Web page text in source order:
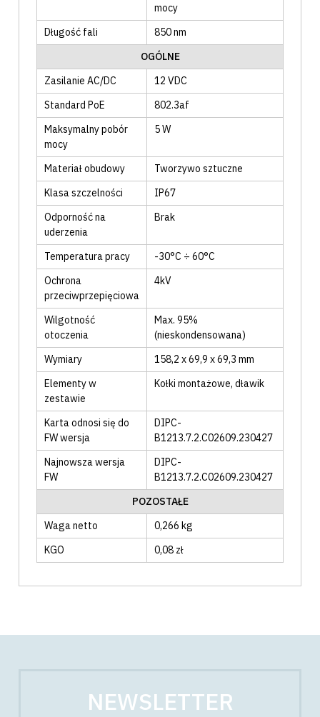
mocy
Długość fali
850nm
OGÓLNE
Zasilanie AC/DC
12 VDC
Standard PoE
802.3af
Maksymalny pobór
mocy
5W
Materiał obudowy
Tworzywo sztuczne
Klasa szczelności
IP67
Odporność na
uderzenia
Brak
Temperatura pracy
-30°C ÷ 60°C
Ochrona
przeciwprzepięciowa
4kV
Wilgotność
otoczenia
Max. 95%
(nieskondensowana)
Wymiary
158,2 x 69,9 x 69,3 mm
Elementy w
zestawie
Kołki montażowe, dławik
Karta odnosi się do
FW wersja
DIPC-
B1213.7.2.C02609.230427
Najnowsza wersja
FW
DIPC-
B1213.7.2.C02609.230427
POZOSTAŁE
Waga netto
0,266 kg
KGO
0,08 zł
NEWSLETTER